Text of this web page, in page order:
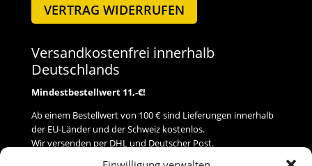
VERTRAG WIDERRUFEN
Versandkostenfrei innerhalb
Deutschlands
Mindestbestellwert 11,-€!
Ab einem Bestellwert von 100 € sind Lieferungen innerhalb
der EU-Länder und der Schweiz kostenlos.
Wir versenden per DHL und Deutscher Post.